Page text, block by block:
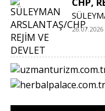
26.07.2026